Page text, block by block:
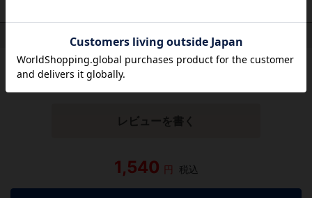
作品レビュー （関連商品を含む）
この作品にはまだレビューがありません。 今後読まれる
方のために感想を共有してもらえませんか？
レビューを書く
1,540 円 税込